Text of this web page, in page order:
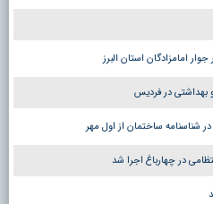
بهداشتی در فردیس
شناسنامه ساختمان از اول مهر
در چهارباغ اجرا شد